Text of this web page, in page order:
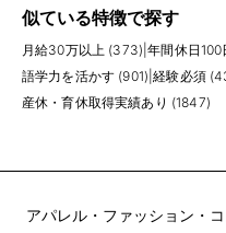
似ている特徴で探す
月給30万以上 (373) |年間休日100
語学力を活かす (901) |経験必須
産休・育休取得実績あり (1847)
アパレル・ファッション・